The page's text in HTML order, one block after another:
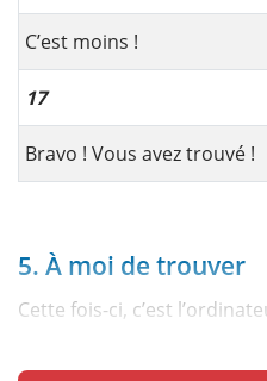
C’est moins !
17
Bravo ! Vous avez trouvé !
5. À moi de trouver
Cette fois-ci, c’est